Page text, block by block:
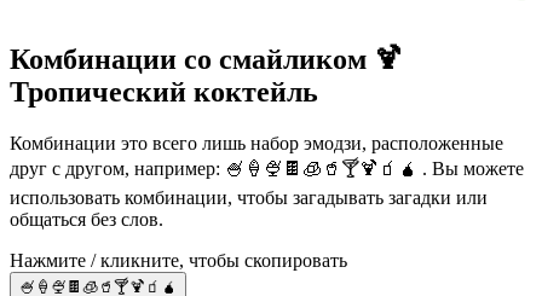
Комбинации со смайликом 🍹
Тропический коктейль
Комбинации это всего лишь набор эмодзи, расположенные
друг с другом, например: 🍧🍦🍨🍫🧊🥤🍸🍹🧃🧉 . Вы можете
использовать комбинации, чтобы загадывать загадки или
общаться без слов.
Нажмите / кликните, чтобы скопировать
🍧🍦🍨🍫🧊🥤🍸🍹🧃🧉